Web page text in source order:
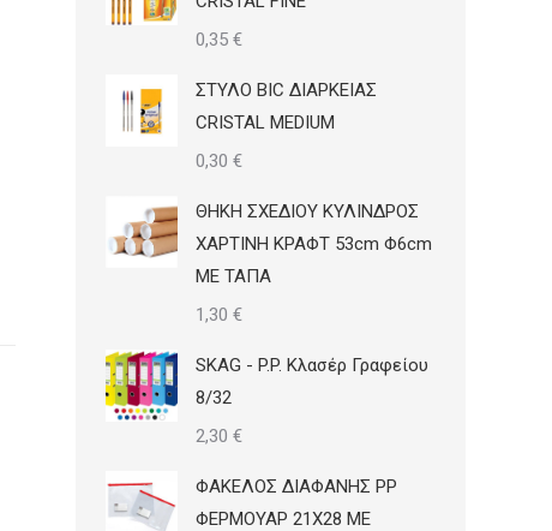
0,35 €
ΣΤΥΛΟ BIC ΔΙΑΡΚΕΙΑΣ
CRISTAL MEDIUM
0,30 €
ΘΗΚΗ ΣΧΕΔΙΟΥ ΚΥΛΙΝΔΡΟΣ
ΧΑΡΤΙΝΗ ΚΡΑΦΤ 53cm Φ6cm
ΜΕ ΤΑΠΑ
1,30 €
SKAG - P.P. Κλασέρ Γραφείου
8/32
2,30 €
ΦΑΚΕΛΟΣ ΔΙΑΦΑΝΗΣ PP
ΦΕΡΜΟΥΑΡ 21Χ28 ΜΕ